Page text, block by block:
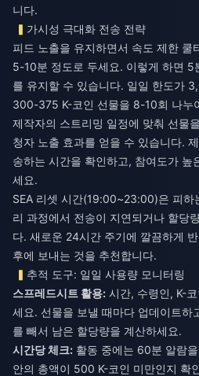
니다.
가시성 극대화 전송 전략
피드 노출을 유지하면서 속도 제한 쿨
5-10분 정도로 두세요. 이렇게 하면 5
를 유지할 수 있습니다. 일일 한도가
300-375 K-코인 선물을 8-10회 나누
제작자의 스트리밍 일정에 맞춰 선물
청자 노출 효과를 얻을 수 있습니다.
송하는 시간을 확인하고, 참여도가 높
세요.
SEA 리셋 시간(19:00~23:00)은 피하
리 과정에서 전송이 지연되거나 할당
다. 새로운 24시간 주기에 깔끔하게
후에 보내는 것을 추천합니다.
추적 도구: 일일 사용량 모니터링
스프레드시트 활용: 시간, 수령인, K-
세요. 선물을 보낼 때마다 업데이트하
를 빼서 남은 할당량을 계산하세요.
시간당 체크: 활동 중에는 60분 알람
안의 총액이 500 K-코인 미만인지 확